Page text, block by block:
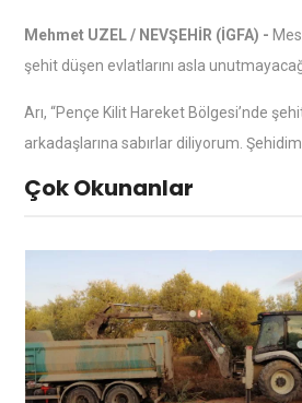
Mehmet UZEL / NEVŞEHİR (İGFA) -
şehit düşen evlatlarını asla
Arı, “Pençe Kilit Hareket Bölgesi’nde
arkadaşlarına sabırlar diliyorum.
Çok Okunanlar